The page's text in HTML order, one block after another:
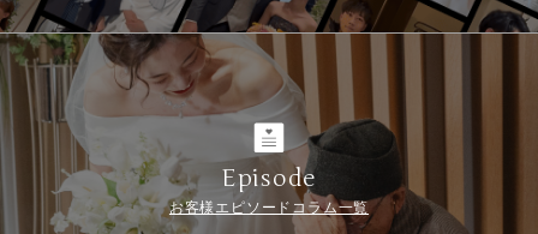
Episode
お客様エピソードコラム一覧